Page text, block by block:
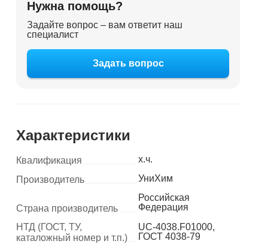
Нужна помощь?
Задайте вопрос – вам ответит наш
специалист
Задать вопрос
Характеристики
Квалификация
х.ч.
Производитель
УниХим
Страна производитель
Российская
Федерация
НТД (ГОСТ, ТУ,
каталожный номер и т.п.)
UC-4038.F01000,
ГОСТ 4038-79